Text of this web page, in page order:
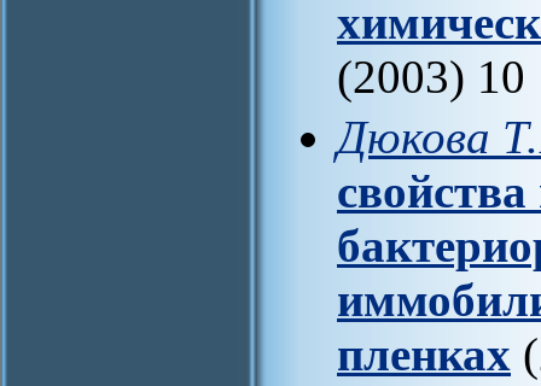
(2003) 10
Дюкова
пленках